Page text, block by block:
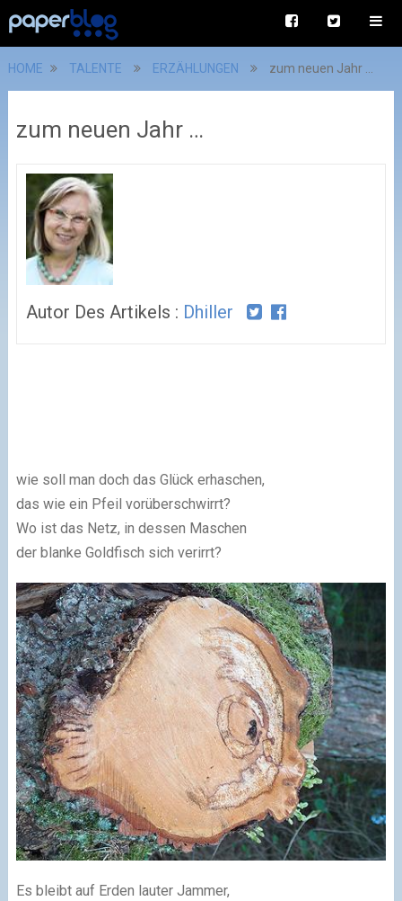
HOME TALENTE ERZÄHLUNGEN zum neuen Jahr …
zum neuen Jahr …
Autor Des Artikels : Dhiller
wie soll man doch das Glück erhaschen,
das wie ein Pfeil vorüberschwirrt?
Wo ist das Netz, in dessen Maschen
der blanke Goldfisch sich verirrt?
Es bleibt auf Erden lauter Jammer,